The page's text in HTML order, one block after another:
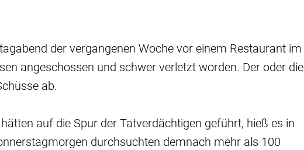
der vergangenen Woche vor einem Restaurant im
angeschossen und schwer verletzt worden. Der oder die
ab.
auf die Spur der Tatverdächtigen geführt, hieß es in
durchsuchten demnach mehr als 100